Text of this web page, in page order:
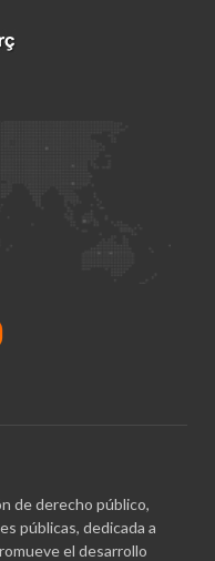
de derecho público,
públicas, dedicada a
el desarrollo